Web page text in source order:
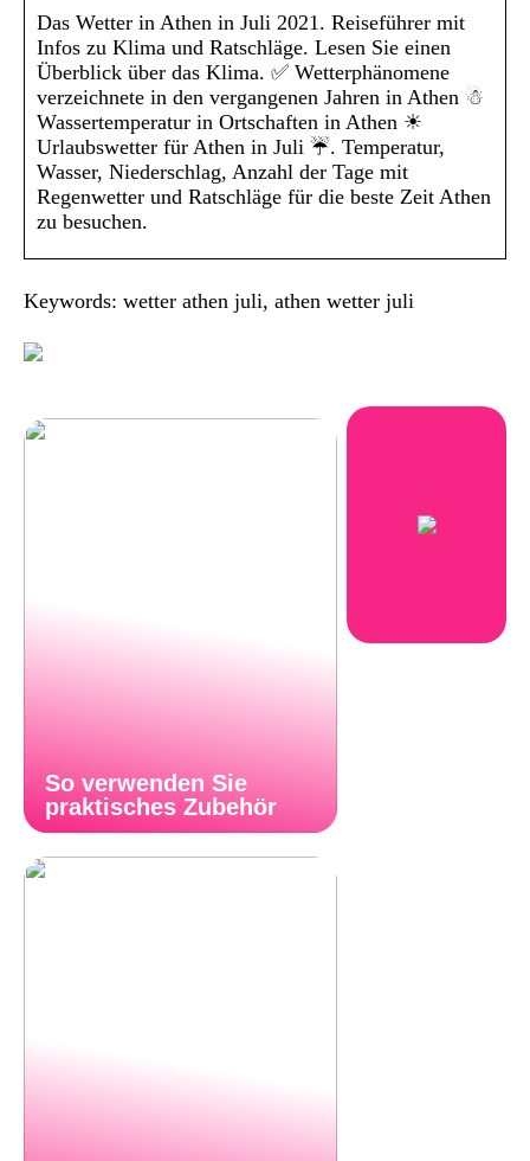
Das Wetter in Athen in Juli 2021. Reiseführer mit
Infos zu Klima und Ratschläge. Lesen Sie einen
Überblick über das Klima. ✅ Wetterphänomene
verzeichnete in den vergangenen Jahren in Athen ☃
Wassertemperatur in Ortschaften in Athen ☀
Urlaubswetter für Athen in Juli ☔. Temperatur,
Wasser, Niederschlag, Anzahl der Tage mit
Regenwetter und Ratschläge für die beste Zeit Athen
zu besuchen.
Keywords: wetter athen juli, athen wetter juli
So verwenden Sie
praktisches Zubehör